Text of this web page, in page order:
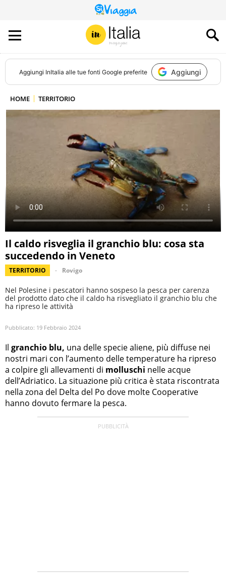
QUESTO
SITO
CONTRIBUISCE
ALL’AUDIENCE
DI
Aggiungi InItalia alle tue fonti Google preferite Aggiungi
HOME TERRITORIO
Il caldo risveglia il granchio blu: cosa sta
succedendo in Veneto
TERRITORIO Rovigo
Nel Polesine i pescatori hanno sospeso la pesca per carenza
del prodotto dato che il caldo ha risvegliato il granchio blu che
ha ripreso le attività
Pubblicato: 19 Febbraio 2024
Il granchio blu, una delle specie aliene, più diffuse nei
nostri mari con l’aumento delle temperature ha ripreso
a colpire gli allevamenti di molluschi nelle acque
dell’Adriatico. La situazione più critica è stata riscontrata
nella zona del Delta del Po dove molte Cooperative
hanno dovuto fermare la pesca.